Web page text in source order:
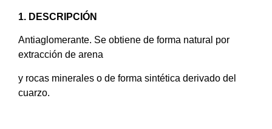
1. DESCRIPCIÓN
Antiaglomerante. Se obtiene de forma natural por
extracción de arena
y rocas minerales o de forma sintética derivado del
cuarzo.